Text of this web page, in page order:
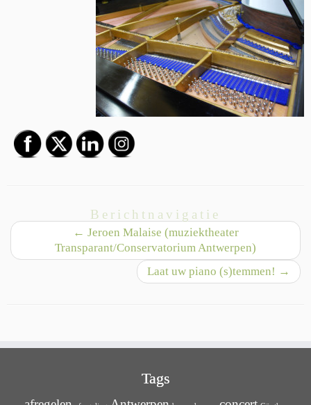
Berichtnavigatie
← Jeroen Malaise (muziektheater
Transparant/Conservatorium Antwerpen)
Laat uw piano (s)temmen! →
Tags